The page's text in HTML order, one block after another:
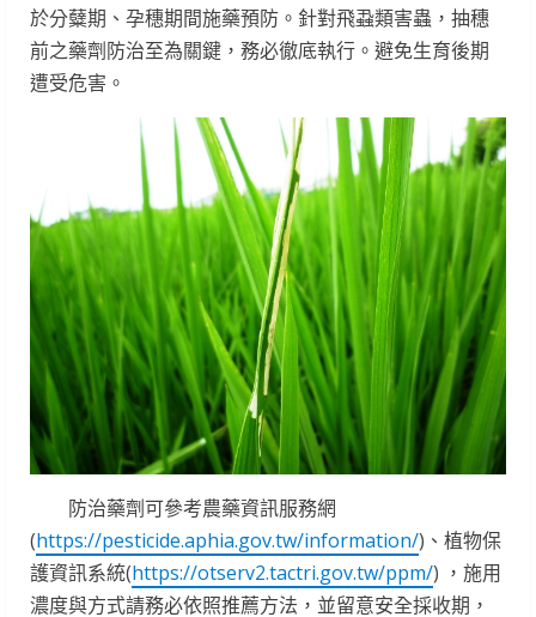
於分糵期、孕穗期間施藥預防。針對飛蝨類害蟲，抽穗
前之藥劑防治至為關鍵，務必徹底執行。避免生育後期
遭受危害。
防治藥劑可參考農藥資訊服務網
(https://pesticide.aphia.gov.tw/information/)、植物保
護資訊系統(https://otserv2.tactri.gov.tw/ppm/) ，施用
濃度與方式請務必依照推薦方法，並留意安全採收期，